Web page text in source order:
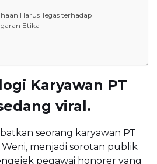
Harus Tegas terhadap
Etika
Karyawan PT
viral.
seorang karyawan PT
Weni, menjadi sorotan publik
pegawai honorer yang